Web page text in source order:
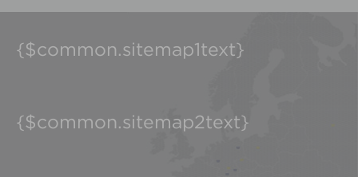
{$common.sitemap1text}
{$common.sitemap2text}